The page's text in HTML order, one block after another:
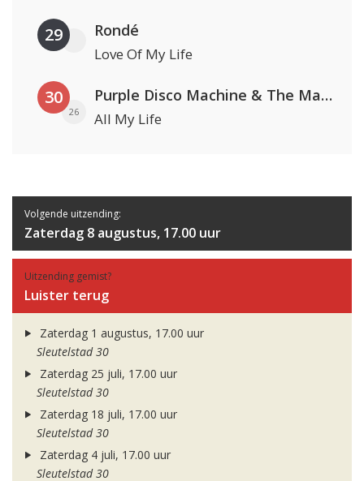
29 Rondé
Love Of My Life
30
26
Purple Disco Machine & The Magician
All My Life
Volgende uitzending:
Zaterdag 8 augustus, 17.00 uur
Uitzending gemist?
Luister terug
Zaterdag 1 augustus, 17.00 uur
Sleutelstad 30
Zaterdag 25 juli, 17.00 uur
Sleutelstad 30
Zaterdag 18 juli, 17.00 uur
Sleutelstad 30
Zaterdag 4 juli, 17.00 uur
Sleutelstad 30